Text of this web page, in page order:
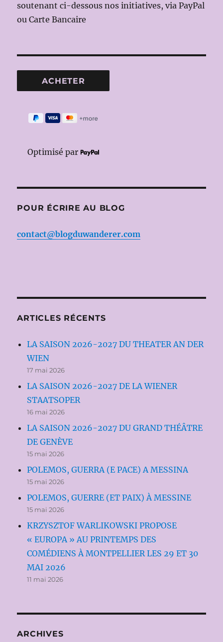
soutenant ci-dessous nos initiatives, via PayPal
ou Carte Bancaire
Optimisé par
POUR ÉCRIRE AU BLOG
contact@blogduwanderer.com
ARTICLES RÉCENTS
LA SAISON 2026-2027 DU THEATER AN DER
WIEN
17 mai 2026
LA SAISON 2026-2027 DE LA WIENER
STAATSOPER
16 mai 2026
LA SAISON 2026-2027 DU GRAND THÉÂTRE
DE GENÈVE
15 mai 2026
POLEMOS, GUERRA (E PACE) A MESSINA
15 mai 2026
POLEMOS, GUERRE (ET PAIX) À MESSINE
15 mai 2026
KRZYSZTOF WARLIKOWSKI PROPOSE
« EUROPA » AU PRINTEMPS DES
COMÉDIENS À MONTPELLIER LES 29 ET 30
MAI 2026
11 mai 2026
ARCHIVES